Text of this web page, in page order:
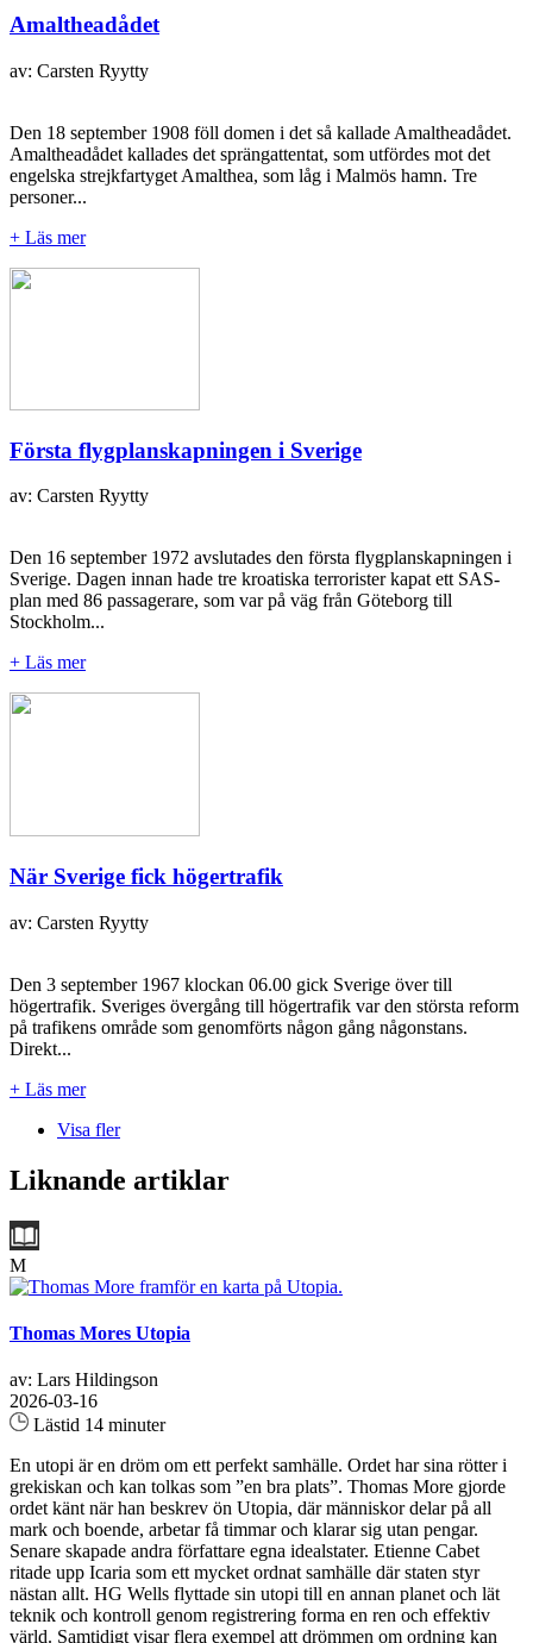
Amaltheadådet
av: Carsten Ryytty
Den 18 september 1908 föll domen i det så kallade Amaltheadådet.
Amaltheadådet kallades det sprängattentat, som utfördes mot det
engelska strejkfartyget Amalthea, som låg i Malmös hamn. Tre
personer...
+ Läs mer
Första flygplanskapningen i Sverige
av: Carsten Ryytty
Den 16 september 1972 avslutades den första flygplanskapningen i
Sverige. Dagen innan hade tre kroatiska terrorister kapat ett SAS-
plan med 86 passagerare, som var på väg från Göteborg till
Stockholm...
+ Läs mer
När Sverige fick högertrafik
av: Carsten Ryytty
Den 3 september 1967 klockan 06.00 gick Sverige över till
högertrafik. Sveriges övergång till högertrafik var den största reform
på trafikens område som genomförts någon gång någonstans.
Direkt...
+ Läs mer
Visa fler
Liknande artiklar
M
Thomas Mores Utopia
av: Lars Hildingson
2026-03-16
Lästid 14 minuter
En utopi är en dröm om ett perfekt samhälle. Ordet har sina rötter i
grekiskan och kan tolkas som ”en bra plats”. Thomas More gjorde
ordet känt när han beskrev ön Utopia, där människor delar på all
mark och boende, arbetar få timmar och klarar sig utan pengar.
Senare skapade andra författare egna idealstater. Etienne Cabet
ritade upp Icaria som ett mycket ordnat samhälle där staten styr
nästan allt. HG Wells flyttade sin utopi till en annan planet och lät
teknik och kontroll genom registrering forma en ren och effektiv
värld. Samtidigt visar flera exempel att drömmen om ordning kan